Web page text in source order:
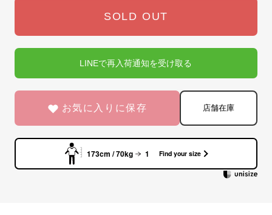
SOLD OUT
LINEで再入荷通知を受け取る
お気に入りに保存 店舗在庫
173cm / 70kg 1 Find your size